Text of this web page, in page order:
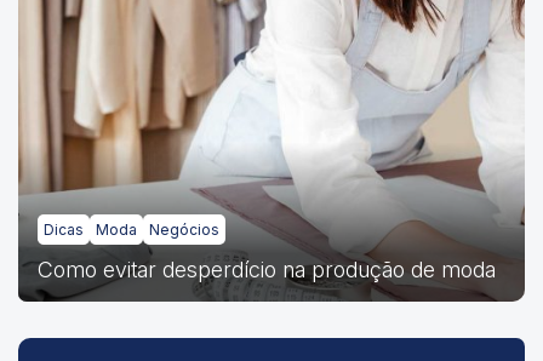
Dicas Moda Negócios
Como evitar desperdício na produção de moda